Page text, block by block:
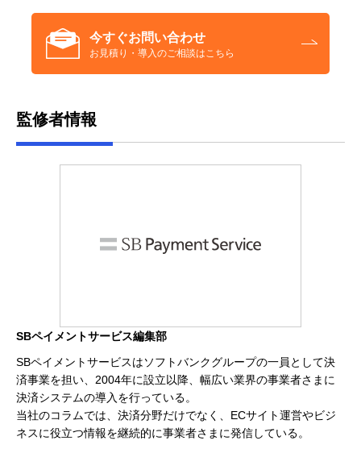
今すぐお問い合わせ
お見積り・導入のご相談はこちら
監修者情報
SBペイメントサービス編集部
SBペイメントサービスはソフトバンクグループの一員として決
済事業を担い、2004年に設立以降、幅広い業界の事業者さまに
決済システムの導入を行っている。
当社のコラムでは、決済分野だけでなく、ECサイト運営やビジ
ネスに役立つ情報を継続的に事業者さまに発信している。